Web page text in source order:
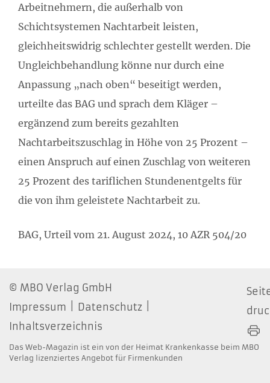
Arbeitnehmern, die außerhalb von
Schichtsystemen Nachtarbeit leisten,
gleichheitswidrig schlechter gestellt werden. Die
Ungleichbehandlung könne nur durch eine
Anpassung „nach oben“ beseitigt werden,
urteilte das BAG und sprach dem Kläger –
ergänzend zum bereits gezahlten
Nachtarbeitszuschlag in Höhe von 25 Prozent –
einen Anspruch auf einen Zuschlag von weiteren
25 Prozent des tariflichen Stundenentgelts für
die von ihm geleistete Nachtarbeit zu.
BAG, Urteil vom 21. August 2024, 10 AZR 504/20
MBO Verlag GmbH
Impressum
Datenschutz
Inhaltsverzeichnis
Das Web-Magazin ist ein von der Heimat Krankenkasse beim MBO
Verlag lizenziertes Angebot für Firmenkunden